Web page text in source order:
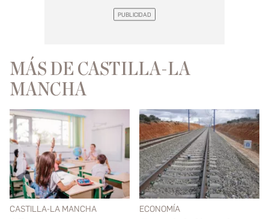
MÁS DE CASTILLA-LA
MANCHA
CASTILLA-LA MANCHA ECONOMÍA